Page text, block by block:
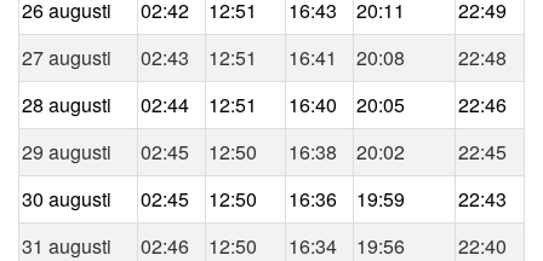
26 augusti 02:42 12:51 16:43 20:11
22:49
27 augusti
02:43 12:51 16:41 20:08
22:48
28 augusti
02:44 12:51 16:40 20:05
22:46
29 augusti
02:45 12:50 16:38 20:02
22:45
30 augusti
02:45 12:50 16:36 19:59
22:43
31 augusti
02:46 12:50 16:34 19:56 22:40